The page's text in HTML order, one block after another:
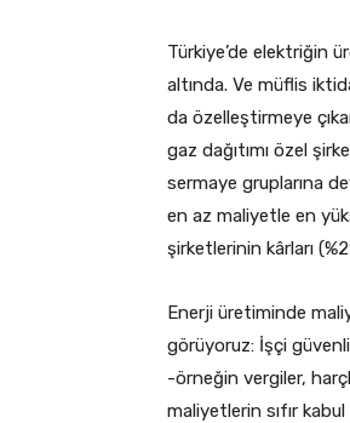
Türkiye’de elektriğin
altında. Ve müflis
da özelleştirmeye
gaz dağıtımı özel
sermaye gruplarına
en az maliyetle en
şirketlerinin kârları
Enerji üretiminde
görüyoruz: İşçi
-örneğin vergiler,
maliyetlerin sıfır